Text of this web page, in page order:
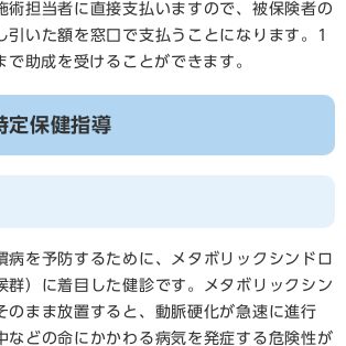
術担当者に直接支払いますので、被保険者の
引いた額を窓口で支払うことになります。1
助成を受けることができます。
定保健指導
病を予防するために、メタボリックシンドロ
群）に着目した健診です。メタボリックシン
のまま放置すると、動脈硬化が急速に進行
などの命にかかわる病気を発症する危険性が